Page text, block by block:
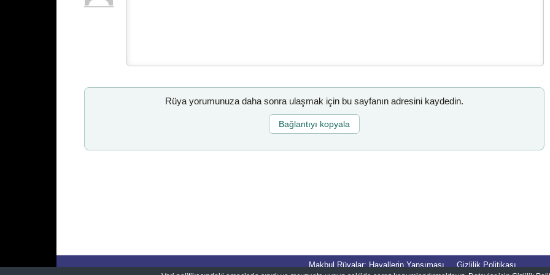
Rüya yorumunuza daha sonra ulaşmak için bu sayfanın adresini kaydedin.
Bağlantıyı kopyala
Makbul Rüyalar: Hayallerin Yansıması Gizlilik Politikası